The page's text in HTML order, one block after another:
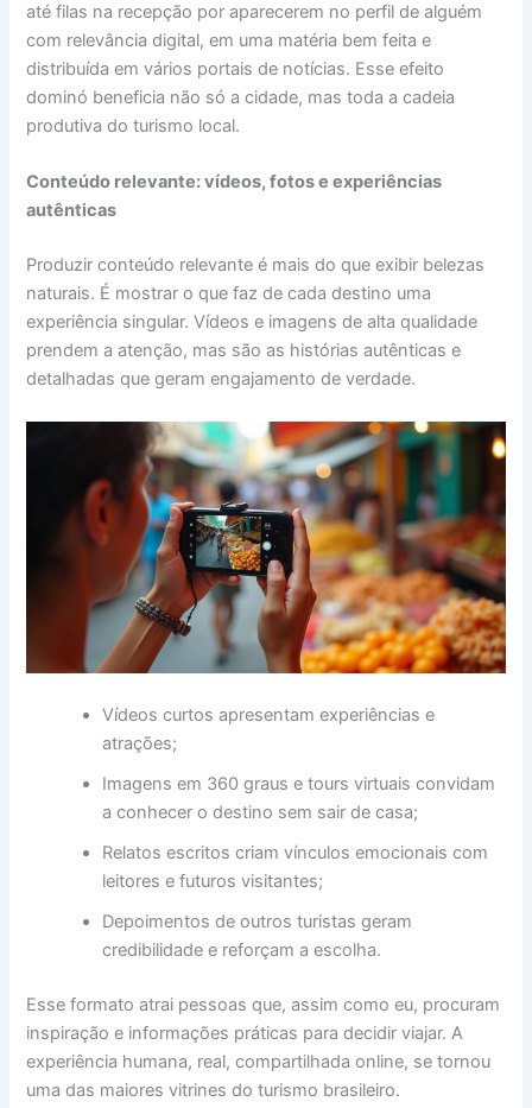
até filas na recepção por aparecerem no perfil de alguém
com relevância digital, em uma matéria bem feita e
distribuída em vários portais de notícias. Esse efeito
dominó beneficia não só a cidade, mas toda a cadeia
produtiva do turismo local.
Conteúdo relevante: vídeos, fotos e experiências
autênticas
Produzir conteúdo relevante é mais do que exibir belezas
naturais. É mostrar o que faz de cada destino uma
experiência singular. Vídeos e imagens de alta qualidade
prendem a atenção, mas são as histórias autênticas e
detalhadas que geram engajamento de verdade.
Vídeos curtos apresentam experiências e
atrações;
Imagens em 360 graus e tours virtuais convidam
a conhecer o destino sem sair de casa;
Relatos escritos criam vínculos emocionais com
leitores e futuros visitantes;
Depoimentos de outros turistas geram
credibilidade e reforçam a escolha.
Esse formato atrai pessoas que, assim como eu, procuram
inspiração e informações práticas para decidir viajar. A
experiência humana, real, compartilhada online, se tornou
uma das maiores vitrines do turismo brasileiro.